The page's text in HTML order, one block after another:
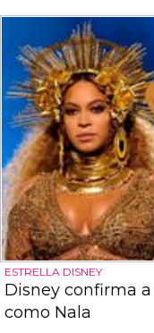
ESTRELLA DISNEY
Disney confirma
como Nala